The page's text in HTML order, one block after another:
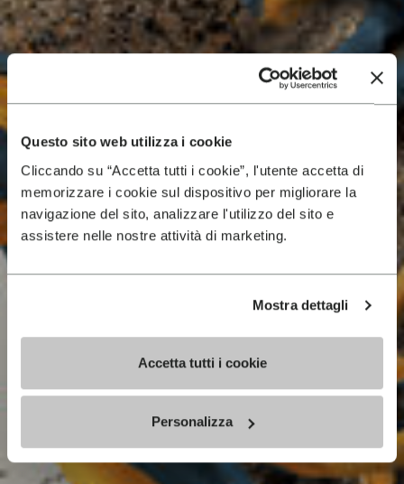
Questo sito web utilizza i cookie
Cliccando su “Accetta tutti i cookie”, l'utente accetta di
memorizzare i cookie sul dispositivo per migliorare la
navigazione del sito, analizzare l'utilizzo del sito e
assistere nelle nostre attività di marketing.
Mostra dettagli
Accetta tutti i cookie
Personalizza